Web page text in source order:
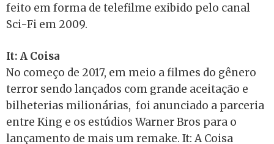
feito em forma de telefilme exibido pelo canal
Sci-Fi em 2009.
It: A Coisa
No começo de 2017, em meio a filmes do gênero
terror sendo lançados com grande aceitação e
bilheterias milionárias, foi anunciado a parceria
entre King e os estúdios Warner Bros para o
lançamento de mais um remake. It: A Coisa